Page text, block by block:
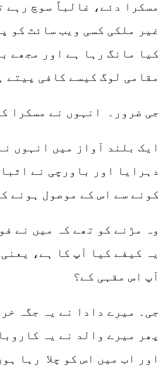
مسکرا دئے، غالباً سوچ رہے
غیر ملکی کسی ویب سائٹ کو
کیا مانگ رہا ہے اور مجھے
مقامی لوگ کیسے کافی پیتے
جی ضرور۔ انہوں نے مسکرا
ایک بلند آواز میں انہوں
دہرایا اور باورچی نے
کونے سے اس کے موصول ہونے
وہ مڑنے کو تھے کہ میں نے
یہ کیفے کیا آپ کا ہے،
آپ اس مقہی کے؟
جی۔ میرے دادا نے یہ جگہ
پھر میرے والد نے یہ
اور اب میں اس کو چلا رہا